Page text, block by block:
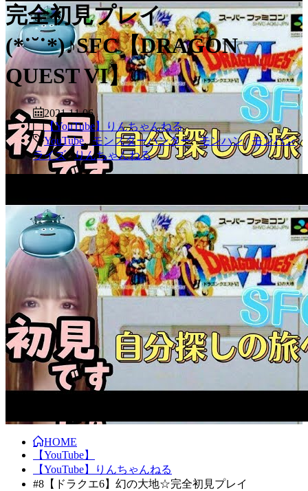
完全初見プレイ
(*˙˘˙*)♪SFC【DRAGON
QUEST VI】
2021.11.06
【YouTube】りんちゃんねる
YouTube , モンスターハンター,モンハン,モンハン
ライズ, りんちゃんねる
HOME
【YouTube】
【YouTube】りんちゃんねる
#8【ドラクエ6】幻の大地☆完全初見プレイ